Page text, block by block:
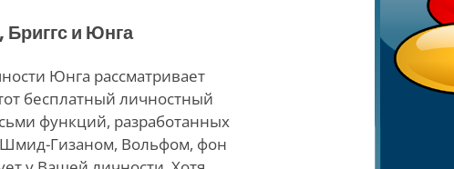
Бриггс и Юнга
Юнга рассматривает
бесплатный личностный
функций, разработанных
Гизаном, Вольфом, фон